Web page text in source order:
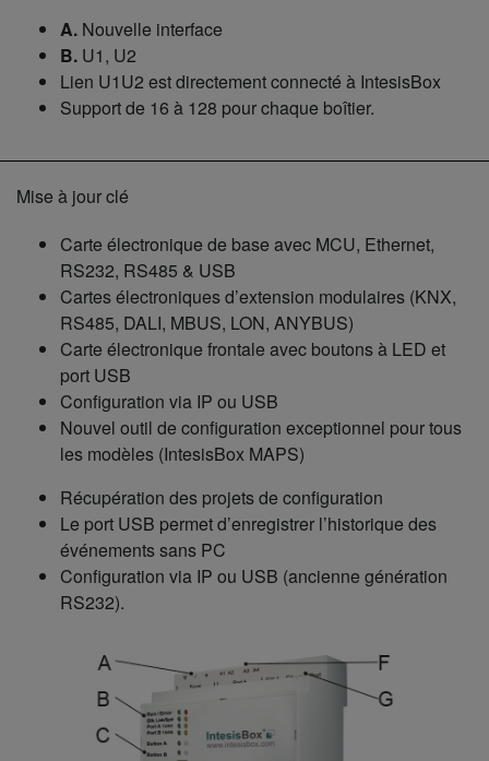
A. Nouvelle interface
B. U1, U2
Lien U1U2 est directement connecté à IntesisBox
Support de 16 à 128 pour chaque boîtier.
Mise à jour clé
Carte électronique de base avec MCU, Ethernet,
RS232, RS485 & USB
Cartes électroniques d’extension modulaires (KNX,
RS485, DALI, MBUS, LON, ANYBUS)
Carte électronique frontale avec boutons à LED et
port USB
Configuration via IP ou USB
Nouvel outil de configuration exceptionnel pour tous
les modèles (IntesisBox MAPS)
Récupération des projets de configuration
Le port USB permet d’enregistrer l’historique des
événements sans PC
Configuration via IP ou USB (ancienne génération
RS232).